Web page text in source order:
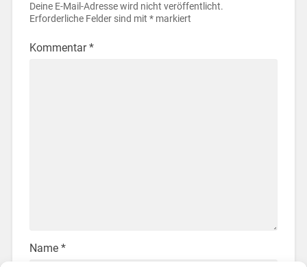
Deine E-Mail-Adresse wird nicht veröffentlicht.
Erforderliche Felder sind mit *markiert
Kommentar*
Name *